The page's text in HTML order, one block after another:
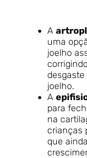
A
uma
joelho
joelho.
A
para
na
crianças
que